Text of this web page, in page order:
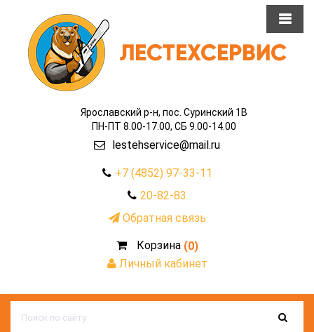
Ярославский р-н, пос. Суринский 1В
ПН-ПТ 8.00-17.00, СБ 9.00-14.00
lestehservice@mail.ru
+7 (4852) 97-33-11
20-82-83
Обратная связь
Корзина (0)
Личный кабинет